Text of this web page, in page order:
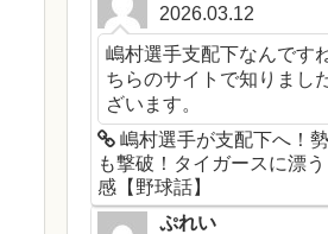
2026.03.12
嶋村選手支配下なんです
ちらのサイトで知りまし
ざいます。
嶋村選手が支配下へ！
も撃破！タイガースに漂
感【野球話】
ぷれい